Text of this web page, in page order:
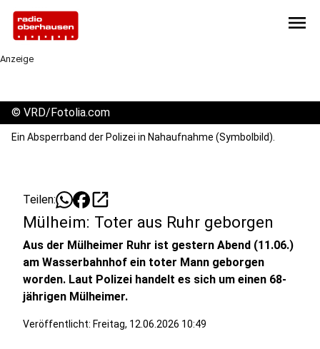
menu
Anzeige
© VRD/Fotolia.com
Ein Absperrband der Polizei in Nahaufnahme (Symbolbild).
Teilen: open_in_new
Mülheim: Toter aus Ruhr geborgen
Aus der Mülheimer Ruhr ist gestern Abend (11.06.)
am Wasserbahnhof ein toter Mann geborgen
worden. Laut Polizei handelt es sich um einen 68-
jährigen Mülheimer.
Veröffentlicht: Freitag, 12.06.2026 10:49